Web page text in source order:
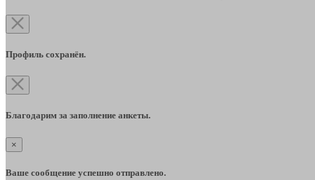
Профиль сохранён.
Благодарим за заполнение анкеты.
×
Ваше сообщение успешно отправлено.